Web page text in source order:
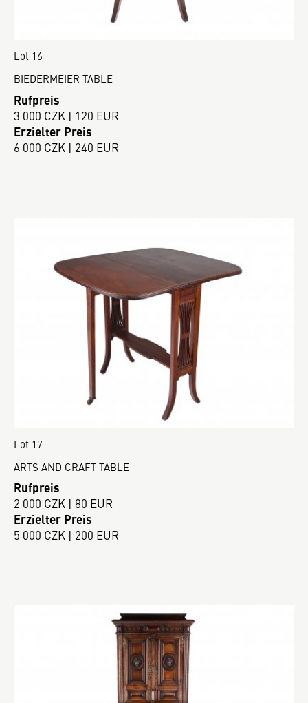
Lot 16
BIEDERMEIER TABLE
Rufpreis
3 000 CZK | 120 EUR
Erzielter Preis
6 000 CZK | 240 EUR
Lot 17
ARTS AND CRAFT TABLE
Rufpreis
2 000 CZK | 80 EUR
Erzielter Preis
5 000 CZK | 200 EUR